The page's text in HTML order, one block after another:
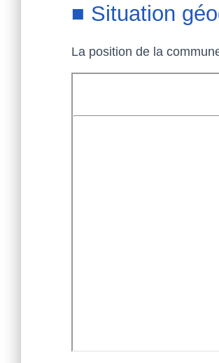
■ Situation
La position de la